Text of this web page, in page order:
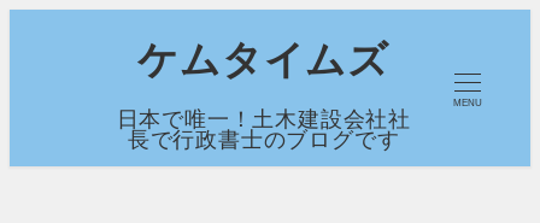
コ
ケムタイムズ
日本で唯一！土木建設会社社
長で行政書士のブログです
MENU